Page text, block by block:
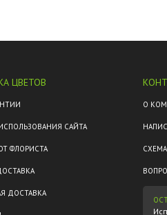
ЦВЕТОВ
САЙТА
ФЛОРИСТА
ДОСТАВКА
О